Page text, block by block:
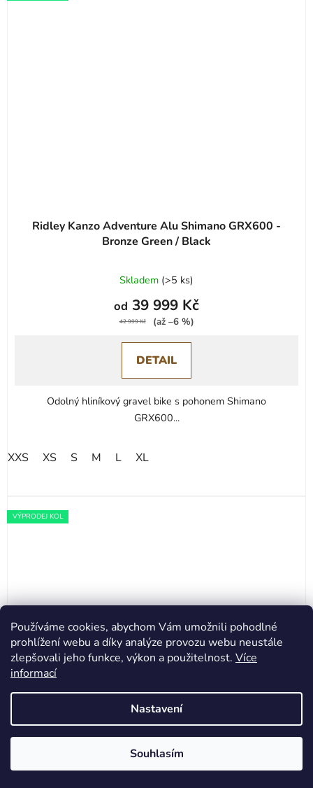
Používáme cookies, abychom Vám umožnili pohodlné
prohlížení webu a díky analýze provozu webu neustále
zlepšovali jeho funkce, výkon a použitelnost. Více
informací
Nastavení
Souhlasím
Ridley Kanzo Adventure Alu Shimano GRX600 -
Bronze Green / Black
Skladem (>5 ks)
od 39 999 Kč
42 999 Kč (až –6 %)
DETAIL
Odolný hliníkový gravel bike s pohonem Shimano
GRX600...
XXS XS S M L XL
VÝPRODEJ KOL
Ridley Kanzo Adventure Alu Shimano GRX600 -